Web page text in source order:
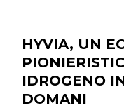
HYVIA, UN
IDROGENO
DOMANI